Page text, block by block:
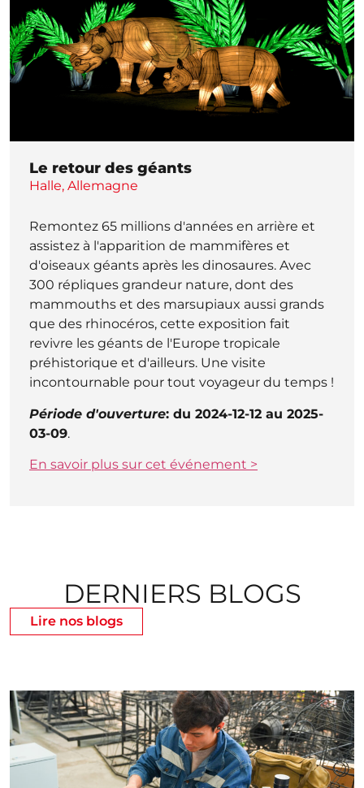
Le retour des géants
Halle, Allemagne
Remontez 65 millions d'années en arrière et
assistez à l'apparition de mammifères et
d'oiseaux géants après les dinosaures. Avec
300 répliques grandeur nature, dont des
mammouths et des marsupiaux aussi grands
que des rhinocéros, cette exposition fait
revivre les géants de l'Europe tropicale
préhistorique et d'ailleurs. Une visite
incontournable pour tout voyageur du temps !
Période d'ouverture: du 2024-12-12 au 2025-
03-09.
En savoir plus sur cet événement >
DERNIERS BLOGS
Lire nos blogs